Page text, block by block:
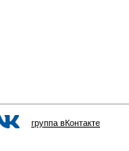
группа вКонтакте